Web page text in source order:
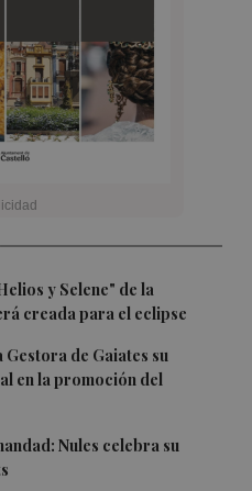
y Selene" de la
creada para el eclipse
Gestora de Gaiates su
en la promoción del
Nules celebra su